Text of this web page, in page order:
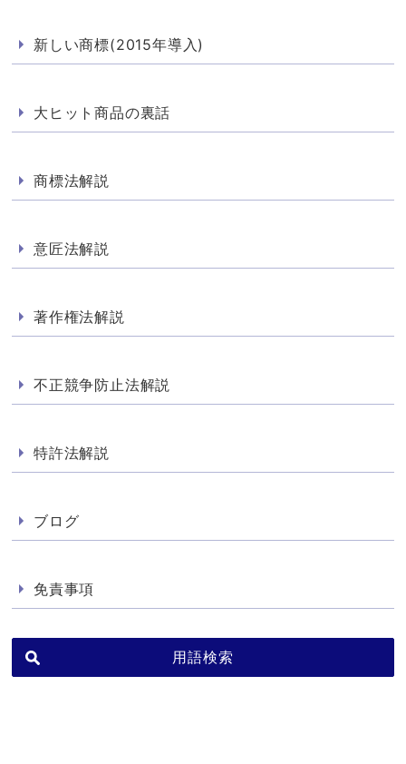
新しい商標(2015年導入)
大ヒット商品の裏話
商標法解説
意匠法解説
著作権法解説
不正競争防止法解説
特許法解説
ブログ
免責事項
用語検索